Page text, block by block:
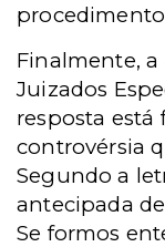
Finalmente,
Juizados
resposta
controvérsia
Segundo a
antecipada
Se formos